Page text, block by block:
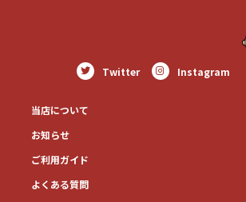
Twitter Instagram
当店について
お知らせ
ご利用ガイド
よくある質問